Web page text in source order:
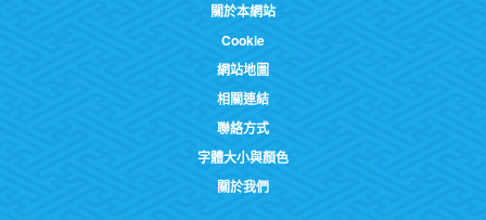
關於本網站
Cookie
網站地圖
相關連結
聯絡方式
字體大小與顏色
關於我們